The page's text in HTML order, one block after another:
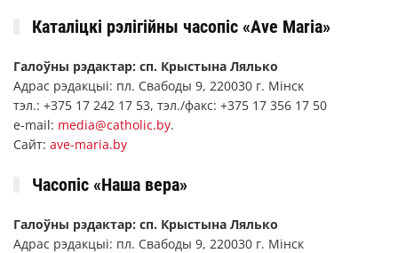
Каталіцкі рэлігійны часопіс «Ave Maria»
Галоўны рэдактар: сп. Крыстына Лялько
Адрас рэдакцыі: пл. Свабоды 9, 220030 г. Мінск
тэл.: +375 17 242 17 53, тэл./факс: +375 17 356 17 50
е-mail: media@catholic.by.
Сайт: ave-maria.by
Часопіс «Наша вера»
Галоўны рэдактар: сп. Крыстына Лялько
Адрас рэдакцыі: пл. Свабоды 9, 220030 г. Мінск